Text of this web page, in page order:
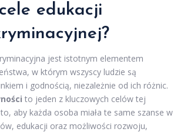
edukacji
jest istotnym elementem
w którym wszyscy ludzie są
i godnością, niezależnie od ich różnic.
to jeden z kluczowych celów tej
aby każda osoba miała te same szanse w
edukacji oraz możliwości rozwoju,